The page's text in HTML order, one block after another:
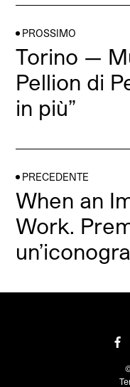
PROSSIMO
Torino —
Pellion di
in più”
PRECEDENTE
When an
Work.